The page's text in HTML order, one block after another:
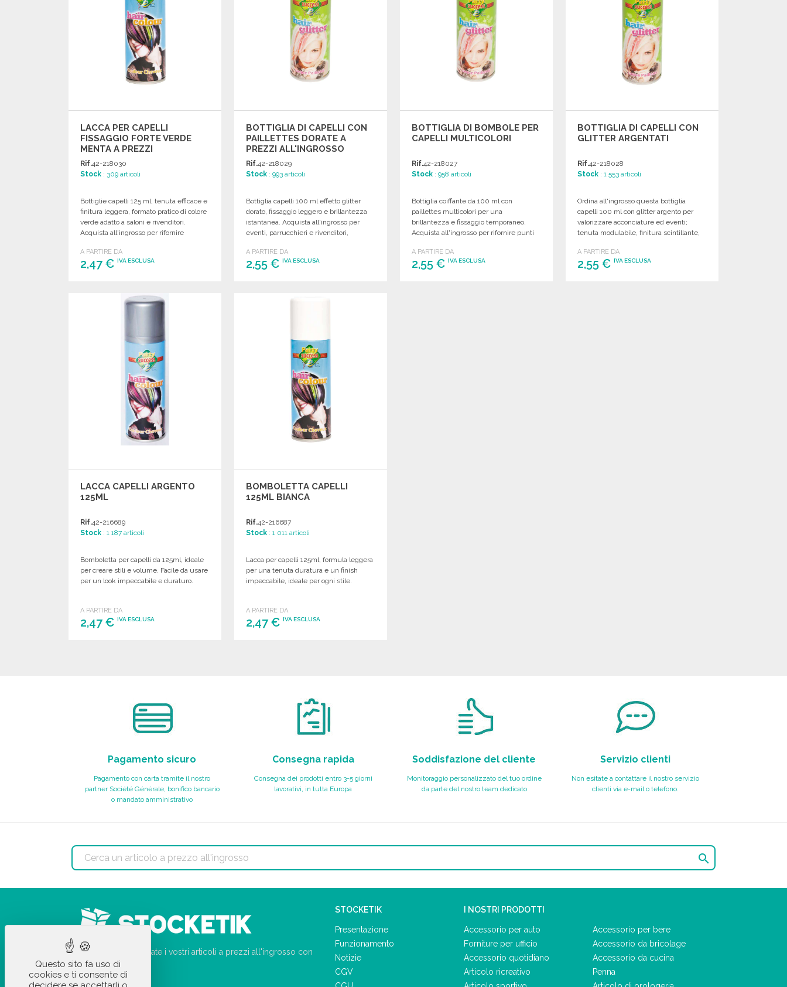
LACCA PER CAPELLI
FISSAGGIO FORTE VERDE
MENTA A PREZZI
ALL'INGROSSO
Rif.42-218030
Stock : 309 articoli
Bottiglie capelli 125 ml, tenuta efficace e
finitura leggera, formato pratico di colore
verde adatto a saloni e rivenditori.
Acquista all'ingrosso per rifornire
A PARTIRE DA
2,47 € IVA ESCLUSA
Richiedi un preventivo
BOTTIGLIA DI CAPELLI CON
PAILLETTES DORATE A
PREZZI ALL'INGROSSO
Rif.42-218029
Stock : 993 articoli
Bottiglia capelli 100 ml effetto glitter
dorato, fissaggio leggero e brillantezza
istantanea. Acquista all'ingrosso per
eventi, parrucchieri e rivenditori,
voluminosi.
A PARTIRE DA
2,55 €IVA ESCLUSA
BOTTIGLIA DI BOMBOLE PER
CAPELLI MULTICOLORI
Rif.42-218027
Stock : 958 articoli
Bottiglia coiffante da 100 ml con
paillettes multicolori per una
brillantezza e fissaggio temporaneo.
Acquista all'ingrosso per rifornire punti
A PARTIRE DA
2,55 €IVA ESCLUSA
BOTTIGLIA DI CAPELLI CON
GLITTER ARGENTATI
Rif.42-218028
Stock : 1 553 articoli
Ordina all'ingrosso questa bottiglia
capelli 100 ml con glitter argento per
valorizzare acconciature ed eventi;
tenuta modulabile, finitura scintillante,
prolungata.
A PARTIRE DA
2,55 €IVA ESCLUSA
LACCA CAPELLI ARGENTO
125ML
Rif.42-216689
Stock : 1 187 articoli
Bomboletta per capelli da 125ml, ideale
per creare stili e volume. Facile da usare
per un look impeccabile e duraturo.
A PARTIRE DA
2,47 € IVA ESCLUSA
BOMBOLETTA CAPELLI
125ML BIANCA
Rif.42-216687
Stock : 1 011 articoli
Lacca per capelli 125ml, formula leggera
per una tenuta duratura e un finish
impeccabile, ideale per ogni stile.
A PARTIRE DA
2,47 € IVA ESCLUSA
Pagamento sicuro
Pagamento con carta tramite il nostro
partner Société Générale, bonifico bancario
o mandato amministrativo
Consegna rapida
Consegna dei prodotti entro 3-5 giorni
lavorativi, in tutta Europa
Soddisfazione del cliente
Monitoraggio personalizzato del tuo ordine
da parte del nostro team dedicato
Servizio clienti
Non esitate a contattare il nostro servizio
clienti via e-mail o telefono.

Su StockEtik.it ordinate i vostri articoli a prezzi all'ingrosso con
pochi clic!
STOCKETIK
Presentazione
Funzionamento
Notizie
CGV
I NOSTRI PRODOTTI
Accessorio per auto
Forniture per ufficio
Accessorio quotidiano
Articolo ricreativo
Accessorio per bere
Accessorio da bricolage
Accessorio da cucina
Penna
Questo sito fa uso di
cookies e ti consente di